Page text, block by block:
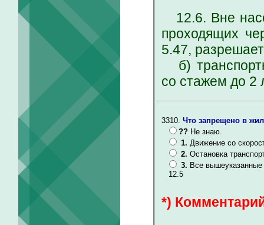
12.6. Вне
проходящих
5.47,
б)
со стажем до 2
3310. Что запрещено в
?? Не знаю.
1. Движение со
2. Остановка
3. Все вышеуказанные
12.5
*)